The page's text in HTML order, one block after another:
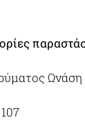
Ωνάση